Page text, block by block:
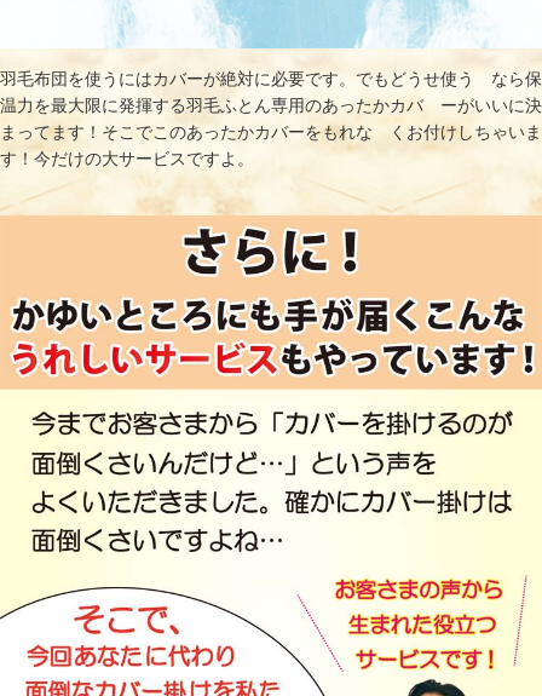
羽毛布団を使うにはカバーが絶対に必要です。でもどうせ使う なら保
温力を最大限に発揮する羽毛ふとん専用のあったかカバ ーがいいに決
まってます！そこでこのあったかカバーをもれな くお付けしちゃいま
す！今だけの大サービスですよ。